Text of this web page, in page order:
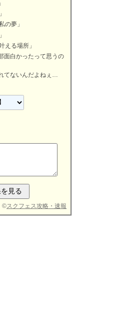
の夢」
える場所」
面白かったって思うの
てないんだよねぇ…
©スクフェス攻略・速報